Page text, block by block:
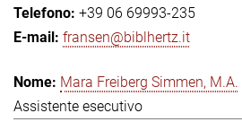
+39 06 69993-235
fransen@biblhertz.it
Mara Freiberg Simmen, M.A.
Assistente esecutivo